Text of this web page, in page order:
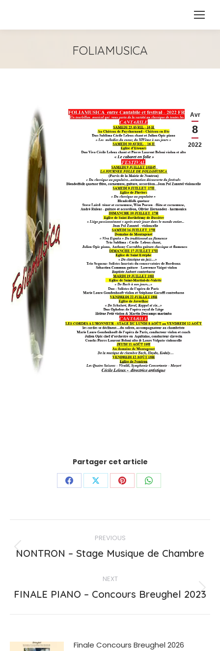
FOLIAMUSICA
Avr
8
2022
Partager cet article
Share
Facebook
Share
X
Share
Pinterest
Share
WhatsApp
navigation
PREVIOUS
Previous
NONTRON – Stage Musique de Chambre
NEXT
Next
FINALE PIANO – Concours Breughel 2023
Finale Concours Breughel 2026